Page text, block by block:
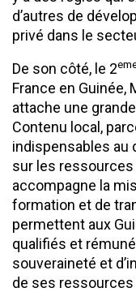
d’autres de
privé dans le
De son côté, le 2
France en Guinée,
attache une
Contenu local,
indispensables au
sur les
accompagne la
formation et de
permettent aux
qualifiés et
souveraineté et
de ses